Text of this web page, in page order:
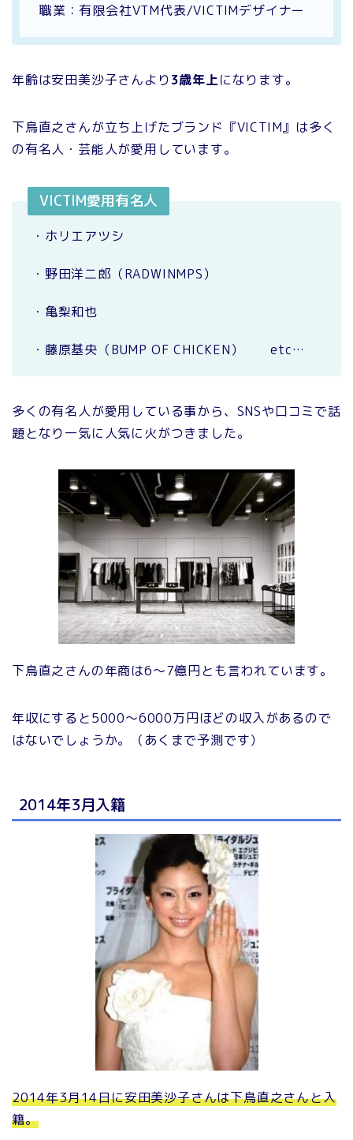
職業：有限会社VTM代表/VICTIMデザイナー
年齢は安田美沙子さんより3歳年上になります。
下鳥直之さんが立ち上げたブランド『VICTIM』は多く
の有名人・芸能人が愛用しています。
VICTIM愛用有名人
・ホリエアツシ
・野田洋二郎（RADWINMPS）
・亀梨和也
・藤原基央（BUMP OF CHICKEN） etc…
多くの有名人が愛用している事から、SNSや口コミで話
題となり一気に人気に火がつきました。
下鳥直之さんの年商は6～7億円とも言われています。
年収にすると5000～6000万円ほどの収入があるので
はないでしょうか。（あくまで予測です）
2014年3月入籍
2014年3月14日に安田美沙子さんは下鳥直之さんと入
籍。